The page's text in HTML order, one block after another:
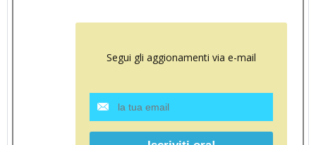
Segui gli aggionamenti via e-mail